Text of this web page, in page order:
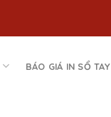
BÁO GIÁ IN SỔ TAY